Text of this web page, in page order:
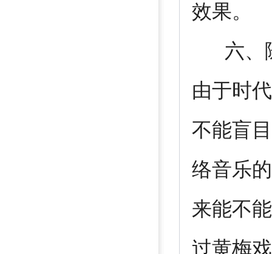
效果。
六、
由于时
不能盲
络音乐
来能不
过黄梅